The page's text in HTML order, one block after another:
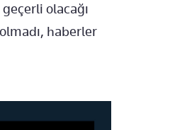
olacağı
haberler